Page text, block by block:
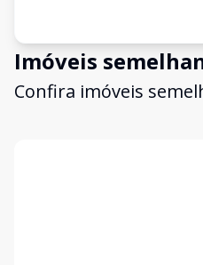
Imóveis
Confira imóveis